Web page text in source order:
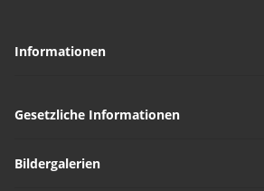
Informationen
Gesetzliche Informationen
Bildergalerien